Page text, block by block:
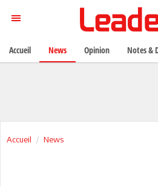
Accueil News
Accueil News Opinion Notes &